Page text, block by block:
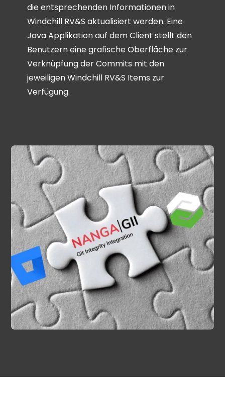
die entsprechenden Informationen in
Windchill RV&S aktualisiert werden. Eine
Java Applikation auf dem Client stellt den
Benutzern eine grafische Oberfläche zur
Verknüpfung der Commits mit den
jeweiligen Windchill RV&S Items zur
Verfügung.